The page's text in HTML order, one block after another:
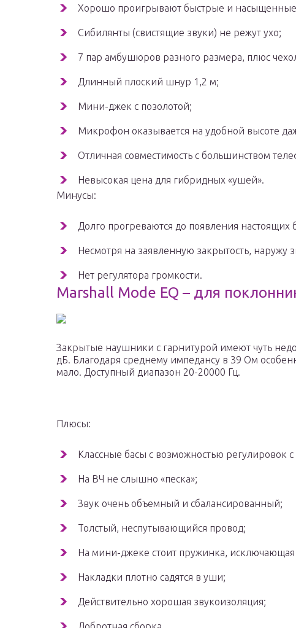
Хорошо проигрывают быстрые и насыщенные
Сибилянты (свистящие звуки) не режут ухо;
7 пар амбушюров разного размера, плюс
Длинный плоский шнур 1,2 м;
Мини-джек с позолотой;
Микрофон оказывается на удобной высоте
Отличная совместимость с большинством
Невысокая цена для гибридных «ушей».
Минусы:
Долго прогреваются до появления настоящих
Несмотря на заявленную закрытость, наружу
Нет регулятора громкости.
Marshall Mode EQ – для
Закрытые наушники с гарнитурой имеют чуть
дБ. Благодаря среднему импедансу в 39 Ом
мало. Доступный диапазон 20-20000 Гц.
Плюсы:
Классные басы с возможностью регулировок с
На ВЧ не слышно «песка»;
Звук очень объемный и сбалансированный;
Толстый, неспутывающийся провод;
На мини-джеке стоит пружинка,
Накладки плотно садятся в уши;
Действительно хорошая звукоизоляция;